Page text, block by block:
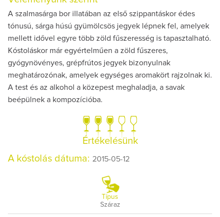
A szalmasárga bor illatában az első szippantáskor édes
tónusú, sárga húsú gyümölcsös jegyek lépnek fel, amelyek
mellett idővel egyre több zöld fűszeresség is tapasztalható.
Kóstoláskor már egyértelműen a zöld fűszeres,
gyógynövényes, grépfrútos jegyek bizonyulnak
meghatározónak, amelyek egységes aromakört rajzolnak ki.
A test és az alkohol a közepest meghaladja, a savak
beépülnek a kompozícióba.
Értékelésünk
A kóstolás dátuma: 2015-05-12
Típus
Száraz